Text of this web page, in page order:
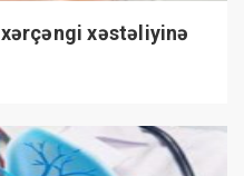
xəstəliyinə